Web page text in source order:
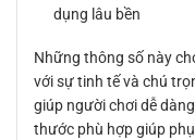
dụng lâu bền
Những thông số này
với sự tinh tế và chú
giúp người chơi dễ
thước phù hợp giúp